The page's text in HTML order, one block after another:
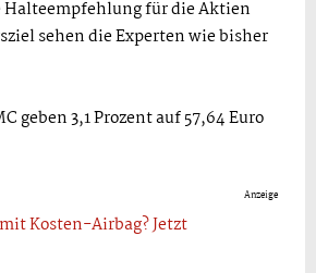
Halteempfehlung für die Aktien
sehen die Experten wie bisher
geben 3,1 Prozent auf 57,64 Euro
Anzeige
Kosten-Airbag? Jetzt